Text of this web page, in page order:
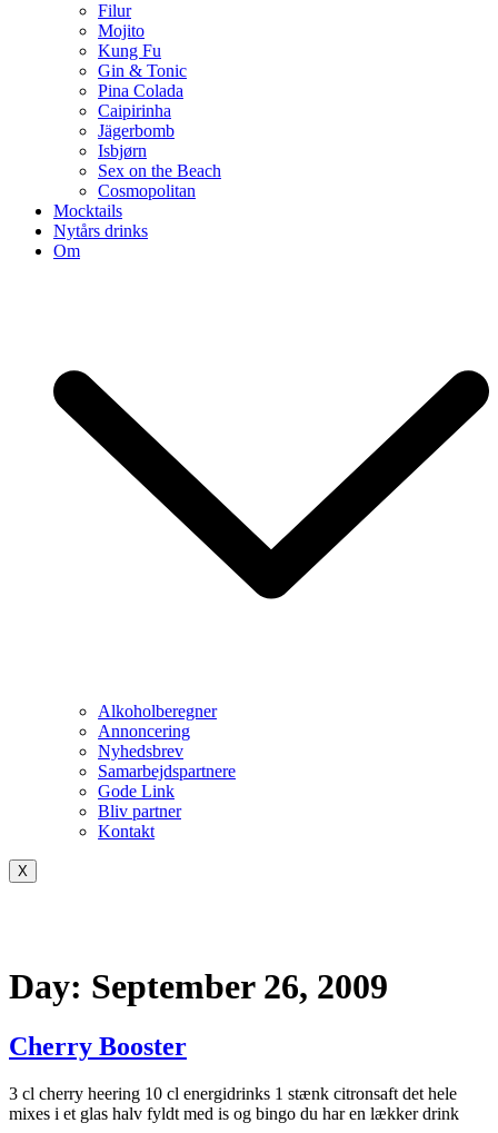
Filur
Mojito
Kung Fu
Gin & Tonic
Pina Colada
Caipirinha
Jägerbomb
Isbjørn
Sex on the Beach
Cosmopolitan
Mocktails
Nytårs drinks
Om
Alkoholberegner
Annoncering
Nyhedsbrev
Samarbejdspartnere
Gode Link
Bliv partner
Kontakt
X
Day: September 26, 2009
Cherry Booster
3 cl cherry heering 10 cl energidrinks 1 stænk citronsaft det hele
mixes i et glas halv fyldt med is og bingo du har en lækker drink